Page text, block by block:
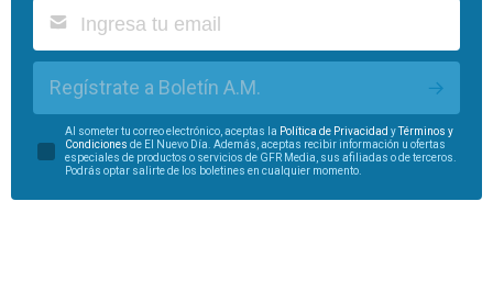
Regístrate a Boletín A.M.
Al someter tu correo electrónico, aceptas la Política de Privacidad yTérminos y
Condiciones de El Nuevo Día. Además, aceptas recibir información u ofertas
especiales de productos o servicios de GFR Media, sus afiliadas o de terceros.
Podrás optar salirte de los boletines en cualquier momento.